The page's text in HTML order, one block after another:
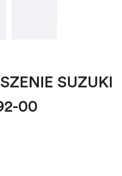
SUZUKI
00